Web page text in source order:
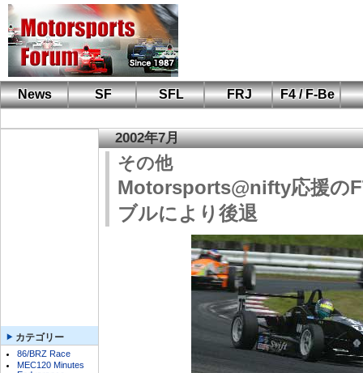
News SF SFL FRJ
F4 / F-Be
カテゴリー
86/BRZ Race
MEC120 Minutes
2002年7月
その他
Motorsports@nifty応援の
ブルにより後退